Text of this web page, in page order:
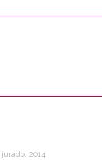
2014